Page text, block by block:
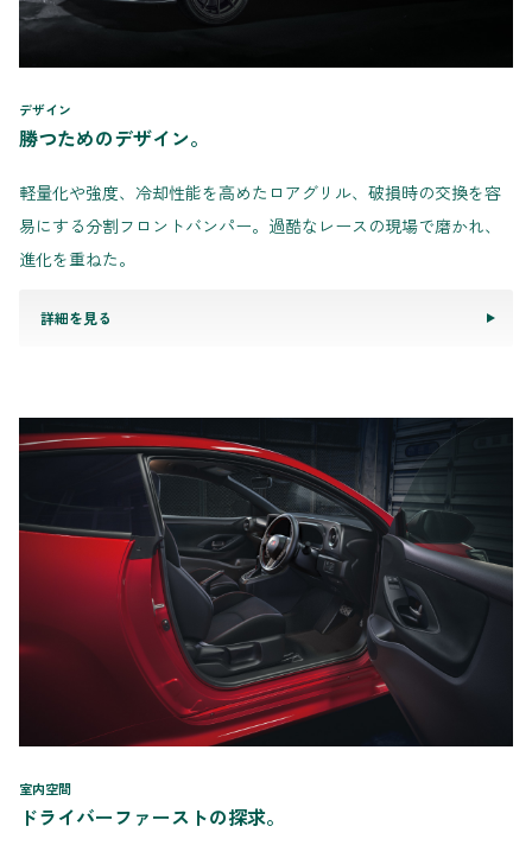
デザイン
勝つためのデザイン。
軽量化や強度、冷却性能を高めたロアグリル、破損時の交換を容
易にする分割フロントバンパー。過酷なレースの現場で磨かれ、
進化を重ねた。
詳細を見る
室内空間
ドライバーファーストの探求。